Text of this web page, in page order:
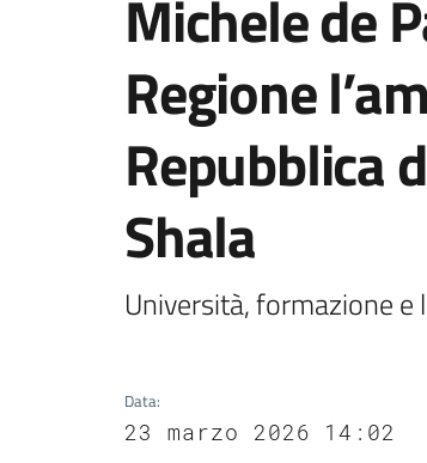
Michele de
Regione
Repubblica
Shala
Università, formazione e
Data:
23 marzo 2026 14:02